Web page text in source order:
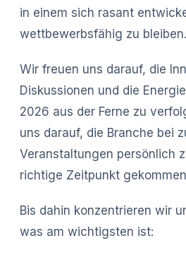
in einem sich rasant
wettbewerbsfähig zu bleiben.
Wir freuen uns darauf, die
Diskussionen und die
2026 aus der Ferne zu
uns darauf, die Branche bei
Veranstaltungen persönlich
richtige Zeitpunkt
Bis dahin konzentrieren wir
was am wichtigsten ist: